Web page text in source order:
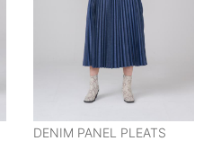
DENIM PANEL PLEATS